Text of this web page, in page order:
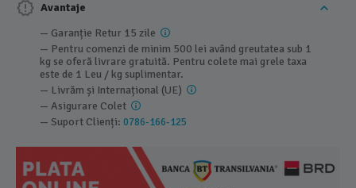
Avantaje
— Garanție Retur 15 zile
— Pentru comenzi de minim 500 lei având greutatea sub 1
kg se oferă livrare gratuită. Pentru colete mai grele taxa
este de 1 Leu / kg suplimentar.
— Livrăm și Internațional (UE)
— Asigurare Colet
— Suport Clienți:0786-166-125